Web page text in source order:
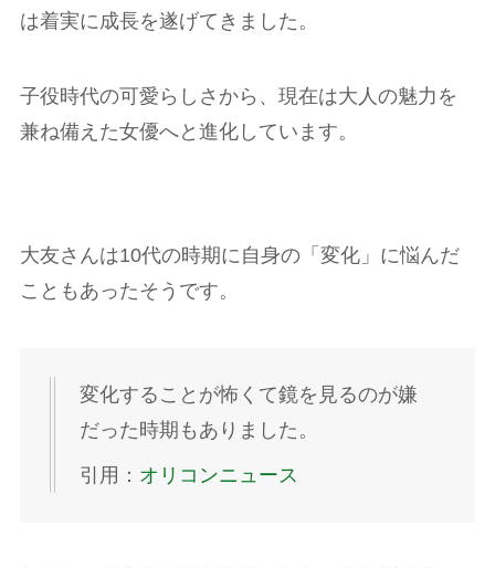
は着実に成長を遂げてきました。
子役時代の可愛らしさから、現在は大人の魅力を
兼ね備えた女優へと進化しています。
大友さんは10代の時期に自身の「変化」に悩んだ
こともあったそうです。
変化することが怖くて鏡を見るのが嫌
だった時期もありました。
引用： オリコンニュース